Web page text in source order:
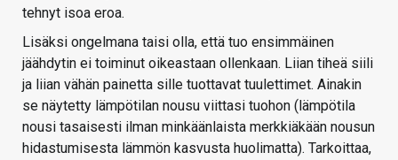
tehnyt isoa eroa.
Lisäksi ongelmana taisi olla, että tuo ensimmäinen
jäähdytin ei toiminut oikeastaan ollenkaan. Liian tiheä siili
ja liian vähän painetta sille tuottavat tuulettimet. Ainakin
se näytetty lämpötilan nousu viittasi tuohon (lämpötila
nousi tasaisesti ilman minkäänlaista merkkiäkään nousun
hidastumisesta lämmön kasvusta huolimatta). Tarkoittaa,